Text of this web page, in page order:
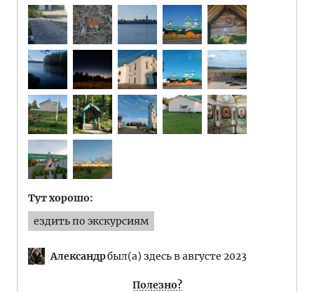
Тут хорошо:
ездить по экскурсиям
Александрбыл(а) здесь в августе 2023
Полезно?